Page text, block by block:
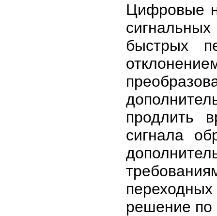
Цифровые
быстрых
продлить
сигнала
решение по